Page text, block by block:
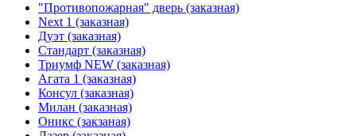
"Противопожарная" дверь (заказная)
Next 1 (заказная)
Дуэт (заказная)
Стандарт (заказная)
Триумф NEW (заказная)
Агата 1 (заказная)
Консул (заказная)
Милан (заказная)
Оникс (закзаная)